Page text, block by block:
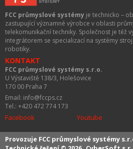
FCC průmyslové systémy je technicko –
zastupující významné výrobce v oblasti
telekomunikační techniky. Společnost je též
integrátorem se specializací na systémy
robotiky.
KONTAKT
FCC průmyslové systémy s.r.o.
U Výstaviště 138/3, Holešovice
170 00 Praha 7
Email: info@fccps.cz
Tel.: +420 472 774 173
Facebook Youtube
Provozuje FCC průmyslové systémy